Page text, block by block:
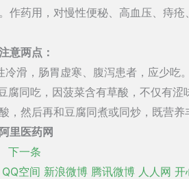
作药用，对慢性便秘、高血压、痔
意两点：
冷滑，肠胃虚寒、腹泻患者，应少吃。
腐同吃，因菠菜含有草酸，不仅有
，然后再和豆腐同煮或同炒，既营养
里医药网
下一条
QQ空间 新浪微博 腾讯微博 人人网 开